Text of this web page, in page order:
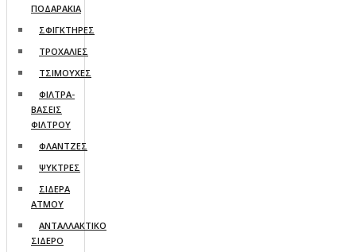
ΠΟΔΑΡΑΚΙΑ
ΣΦΙΓΚΤΗΡΕΣ
ΤΡΟΧΑΛΙΕΣ
ΤΣΙΜΟΥΧΕΣ
ΦΙΛΤΡΑ-
ΒΑΣΕΙΣ
ΦΙΛΤΡΟΥ
ΦΛΑΝΤΖΕΣ
ΨΥΚΤΡΕΣ
ΣΙΔΕΡΑ
ΑΤΜΟΥ
ΑΝΤΑΛΛΑΚΤΙΚΟ
ΣΙΔΕΡΟ